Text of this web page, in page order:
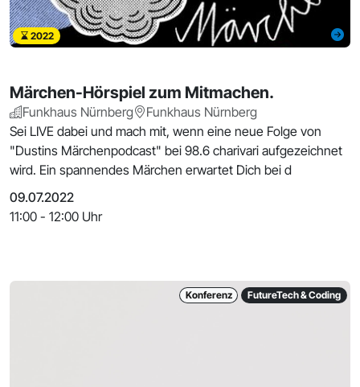
2022
Märchen-Hörspiel zum Mitmachen.
Funkhaus Nürnberg
Funkhaus Nürnberg
Sei LIVE dabei und mach mit, wenn eine neue Folge von
"Dustins Märchenpodcast" bei 98.6 charivari aufgezeichnet
wird. Ein spannendes Märchen erwartet Dich bei d
09.07.2022
11:00 - 12:00 Uhr
Konferenz FutureTech & Coding